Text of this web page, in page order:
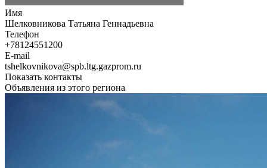
Имя
Шелковникова Татьяна Геннадьевна
Телефон
+78124551200
E-mail
tshelkovnikova@spb.ltg.gazprom.ru
Показать контакты
Объявления из этого региона